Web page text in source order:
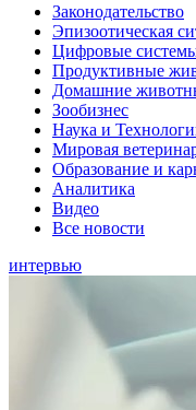
Законодательство
Эпизоотическая
Цифровые
Продуктивные
Домашние
Зообизнес
Наука и
Мировая
Образование и
Аналитика
Видео
Все новости
интервью